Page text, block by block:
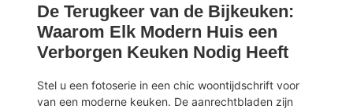
De Terugkeer van de Bijkeuken:
Waarom Elk Modern Huis een
Verborgen Keuken Nodig Heeft
Stel u een fotoserie in een chic woontijdschrift voor
van een moderne keuken. De aanrechtbladen zijn